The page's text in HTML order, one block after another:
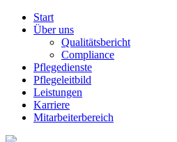
Start
Über uns
Qualitätsbericht
Compliance
Pflegedienste
Pflegeleitbild
Leistungen
Karriere
Mitarbeiterbereich